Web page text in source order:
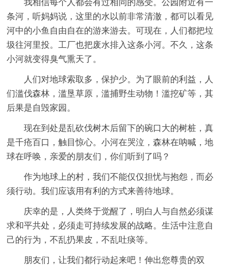
我相信每个人都会有过相同的感受。公园附近有一
条河，听妈妈说，这里的水以前非常清澈，都可以看见
河中的小鱼自由自在的游来游去。可现在，人们都把垃
圾往河里投。工厂也把废水排入这条小河。不久，这条
小河就变得臭气熏天了。
人们对地球索取多，保护少。为了眼前的利益，人
们滥伐森林，滥垦草原，滥捕野生动物！滥挖矿等，其
后果是自毁家园。
现在到处是乱砍伐树木后留下的碗口大的树桩，真
是千疮百口，触目惊心。小河在哭泣，森林在呐喊，地
球在呼唤，亲爱的朋友们，你们听到了吗？
作为地球上的村，我们不能仅仅担忧与抱怨，而必
须行动。我们应该用有利的方式来善待地球。
庆幸的是，人类终于觉醒了，明白人与自然必须谋
求和平共处，必须走可持续发展的战略。生活中注意自
己的行为，不乱扔果皮，不乱吐痰等。
朋友们，让我们都行动起来吧！伸出您尊贵的双